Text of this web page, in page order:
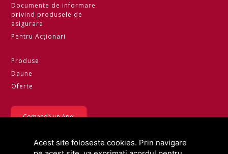
Documente de informare
privind produsele de
asigurare
Pentru Acționari
Produse
Daune
Oferte
Comandă un Apel
Curs valutar 07.08.2026
Curs BNM
Acest site foloseste cookies. Prin navigare